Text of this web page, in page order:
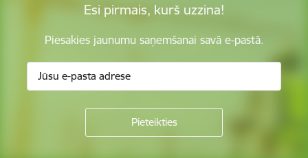
Esi pirmais, kurš uzzina!
Piesakies jaunumu saņemšanai savā e-pastā.